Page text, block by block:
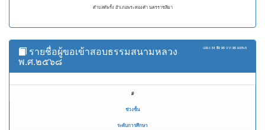
ตำบลทัพรั้ง อำเภอพระทองคำ นครราชสีมา
แสดง 51 ถึง 95 จาก 95 ผลลัพธ์
รายชื่อผู้ขอเข้าสอบธรรมสนามหลวง
พ.ศ.๒๕๖๘
#
ช่วงชั้น
ระดับการศึกษา